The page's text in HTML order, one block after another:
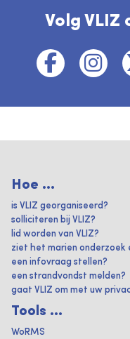
Volg VLIZ
Hoe ...
is VLIZ georganiseerd?
solliciteren bij VLIZ?
lid worden van VLIZ?
ziet het marien onderzoek
een infovraag stellen?
een strandvondst melden?
gaat VLIZ om met uw
Tools ...
WoRMS